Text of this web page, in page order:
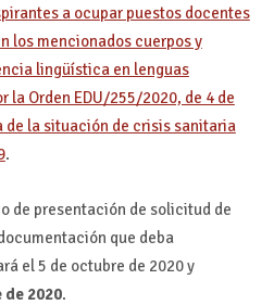
a ocupar puestos docentes
los mencionados cuerpos y
lingüística en lenguas
la Orden EDU/255/2020, de 4 de
de la situación de crisis sanitaria
.
de presentación de solicitud de
que deba
el 5 de octubre de 2020 y
2020.